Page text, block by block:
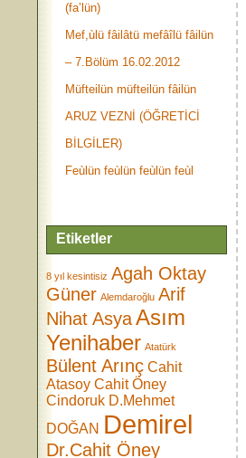
(fa’lün)
Mef,ùlü fâilâtü mefâîlü fâilün
– 7.Bölüm 16.02.2012
Müfteilün müfteilün fâilün
ARUZ VEZNİ (ÖĞRETİCİ
BİLGİLER)
Feùlün feùlün feùlün feùl
Etiketler
8 yıl kesintisiz Agah Oktay
Güner Alemdaroğlu Arif
Nihat AsyaAsım
Yenihaber Atatürk
Bülent Arınç Cahit
Atasoy Cahit Öney
Cindoruk D.Mehmet
DOĞAN Demirel
Dr.Cahit Öney